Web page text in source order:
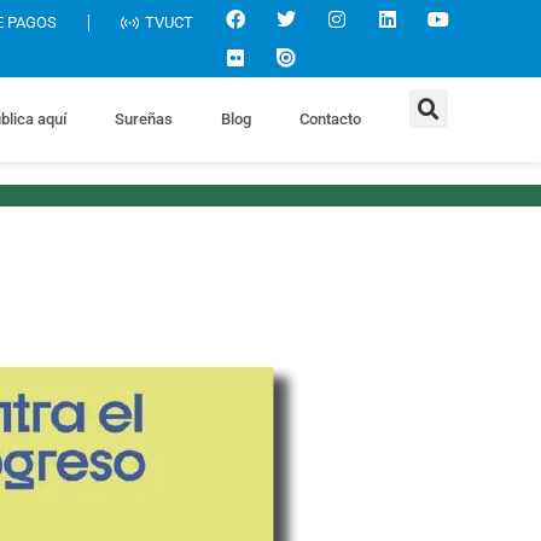
PAGOS TVUCT
aquí Sureñas Blog Contacto